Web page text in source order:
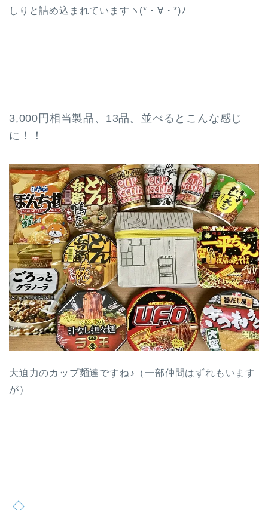
しりと詰め込まれていますヽ(*・∀・*)ﾉ
3,000円相当製品、13品。並べるとこんな感じ
に！！
大迫力のカップ麺達ですね♪（一部仲間はずれもいます
が）